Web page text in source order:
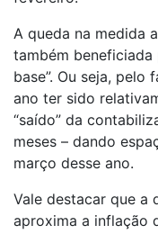
A queda na medida
também beneficiada
base”. Ou seja,
ano ter sido
“saído” da
meses – dando
março desse ano.
Vale destacar que a
aproxima a inflação